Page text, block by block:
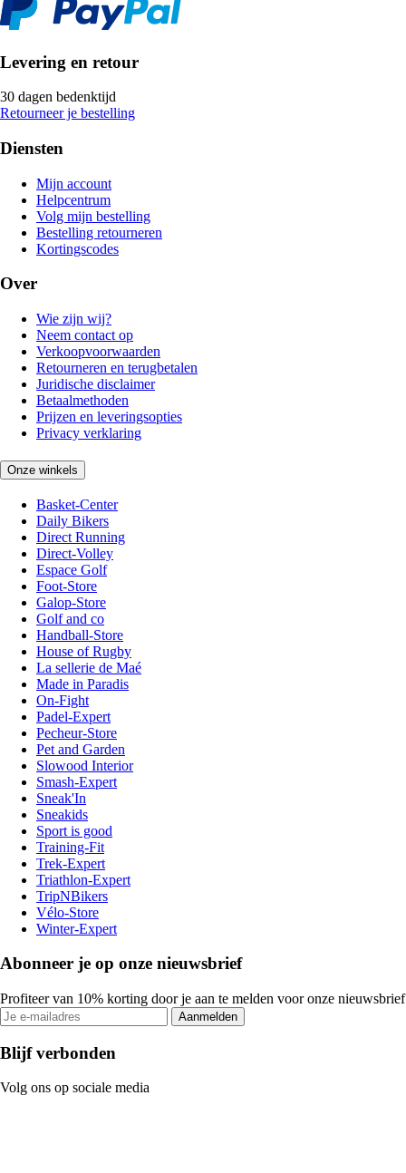
Levering en retour
30 dagen bedenktijd
Retourneer je bestelling
Diensten
Mijn account
Helpcentrum
Volg mijn bestelling
Bestelling retourneren
Kortingscodes
Over
Wie zijn wij?
Neem contact op
Verkoopvoorwaarden
Retourneren en terugbetalen
Juridische disclaimer
Betaalmethoden
Prijzen en leveringsopties
Privacy verklaring
Onze winkels
Basket-Center
Daily Bikers
Direct Running
Direct-Volley
Espace Golf
Foot-Store
Galop-Store
Golf and co
Handball-Store
House of Rugby
La sellerie de Maé
Made in Paradis
On-Fight
Padel-Expert
Pecheur-Store
Pet and Garden
Slowood Interior
Smash-Expert
Sneak'In
Sneakids
Sport is good
Training-Fit
Trek-Expert
Triathlon-Expert
TripNBikers
Vélo-Store
Winter-Expert
Abonneer je op onze nieuwsbrief
Profiteer van 10% korting door je aan te melden voor onze nieuwsbrief
Aanmelden
Blijf verbonden
Volg ons op sociale media